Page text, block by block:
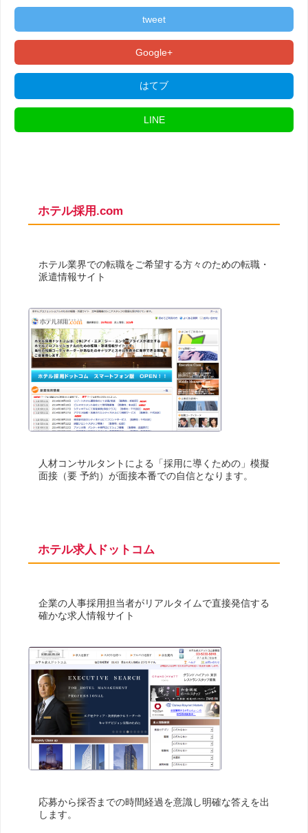
tweet
Google+
はてブ
LINE
ホテル採用.com
ホテル業界での転職をご希望する方々のための転職・
派遣情報サイト
人材コンサルタントによる「採用に導くための」模擬
面接（要 予約）が面接本番での自信となります。
ホテル求人ドットコム
企業の人事採用担当者がリアルタイムで直接発信する
確かな求人情報サイト
応募から採否までの時間経過を意識し明確な答えを出
します。